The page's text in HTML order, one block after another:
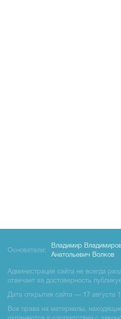
Основатели:
Владимир
Анатольевич Волков
Администрация сайта не всегда
отвечает за достоверность
Дата открытия сайта — 17 августа
Все права на материалы,